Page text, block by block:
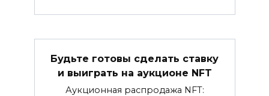
Будьте готовы сделать ставку
и выиграть на аукционе NFT
Аукционная распродажа NFT: